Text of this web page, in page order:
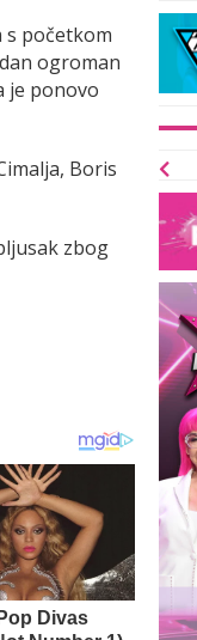
s početkom
ogroman
je ponovo
Boris
zbog